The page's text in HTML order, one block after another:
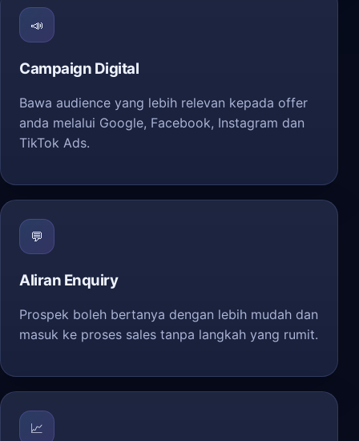
📣
Campaign Digital
Bawa audience yang lebih relevan kepada offer
anda melalui Google, Facebook, Instagram dan
TikTok Ads.
💬
Aliran Enquiry
Prospek boleh bertanya dengan lebih mudah dan
masuk ke proses sales tanpa langkah yang rumit.
📈